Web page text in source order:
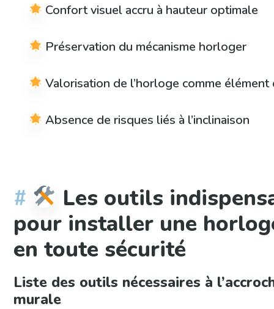
Confort visuel accru à hauteur optimale
Préservation du mécanisme horloger
Valorisation de l’horloge comme
Absence de risques liés à l’inclinaison
Les outils
pour installer une
en toute sécurité
Liste des outils nécessaires à
murale